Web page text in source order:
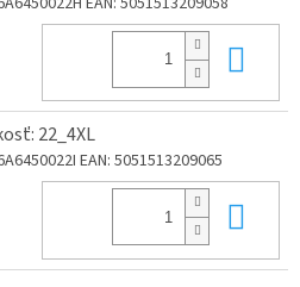
22_4XL
EAN: 5051513209065